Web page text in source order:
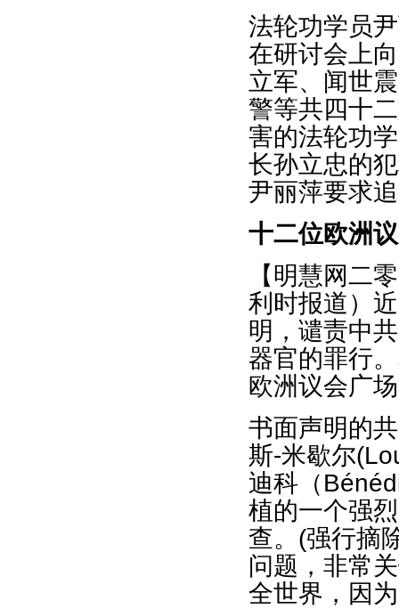
法轮功学员
在研讨会上
立军、闻世
警等共四十
害的法轮功
长孙立忠的
尹丽萍要求
十二位欧洲
【明慧网二
利时报道）
明，谴责中
器官的罪行
欧洲议会广
书面声明的
斯-米歇尔
迪科（
植的一个强
查。(强行摘
问题，非常
全世界，因